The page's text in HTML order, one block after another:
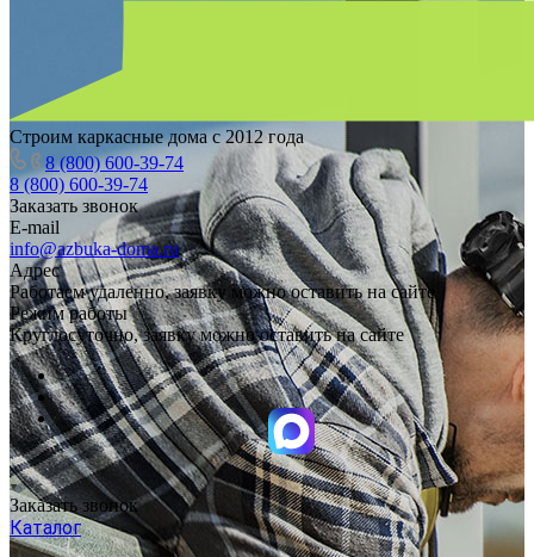
Строим каркасные дома с 2012 года
8 (800) 600-39-74
8 (800) 600-39-74
Заказать звонок
E-mail
info@azbuka-doma.ru
Адрес
Работаем удаленно, заявку можно оставить на сайте
Режим работы
Круглосуточно, заявку можно оставить на сайте
Заказать звонок
Каталог